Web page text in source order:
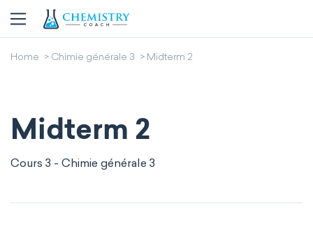
Home Chimie générale 3 Midterm 2
Midterm 2
Cours 3 - Chimie générale 3